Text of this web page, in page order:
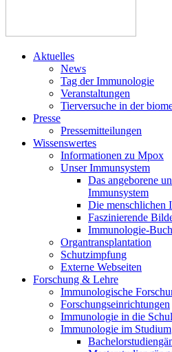
Aktuelles
News
Tag der Immunologie
Veranstaltungen
Tierversuche in der
Presse
Pressemitteilungen
Wissenswertes
Informationen zu Mpox
Unser Immunsystem
Das angeborene
Immunsystem
Die menschlichen
Faszinierende
Immunologie-Buch
Organtransplantation
Schutzimpfung
Externe Webseiten
Forschung & Lehre
Immunologische
Forschungseinrichtungen
Immunologie in die
Immunologie im Studium